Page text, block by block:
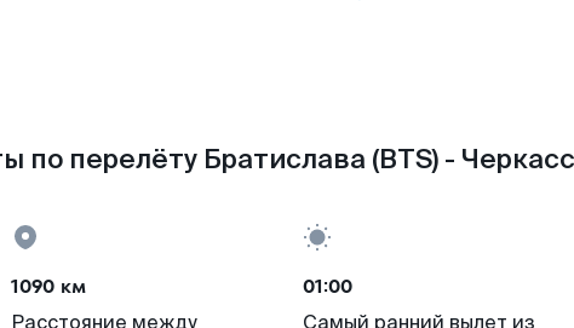
по перелёту Братислава (BTS) -
1090 км
Расстояние между
01:00
Самый ранний вылет из